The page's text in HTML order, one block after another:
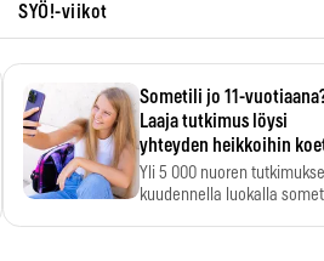
SYÖ!-viikot
Sometili jo 11-
Laaja tutkimus löysi
yhteyden heikkoihin
Yli 5 000 nuoren
kuudennella luokalla